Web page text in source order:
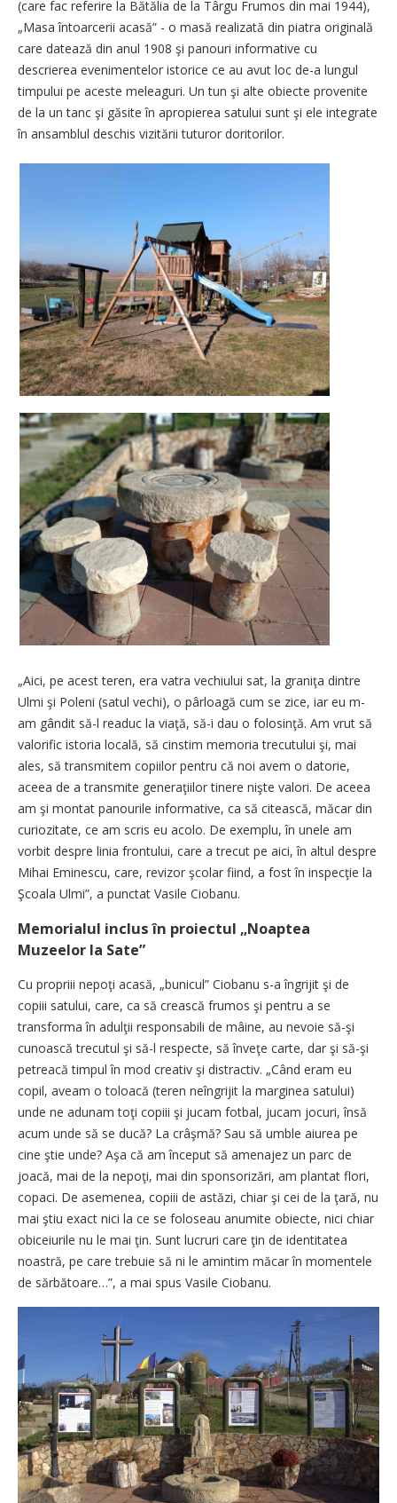
(care fac referire la Bătălia de la Târgu Frumos din mai 1944),
„Masa întoarcerii acasă” - o masă realizată din piatra originală
care datează din anul 1908 şi panouri informative cu
descrierea evenimentelor istorice ce au avut loc de-a lungul
timpului pe aceste meleaguri. Un tun şi alte obiecte provenite
de la un tanc şi găsite în apropierea satului sunt şi ele integrate
în ansamblul deschis vizitării tuturor doritorilor.
„Aici, pe acest teren, era vatra vechiului sat, la graniţa dintre
Ulmi şi Poleni (satul vechi), o pârloagă cum se zice, iar eu m-
am gândit să-l readuc la viaţă, să-i dau o folosinţă. Am vrut să
valorific istoria locală, să cinstim memoria trecutului şi, mai
ales, să transmitem copiilor pentru că noi avem o datorie,
aceea de a transmite generaţiilor tinere nişte valori. De aceea
am şi montat panourile informative, ca să citească, măcar din
curiozitate, ce am scris eu acolo. De exemplu, în unele am
vorbit despre linia frontului, care a trecut pe aici, în altul despre
Mihai Eminescu, care, revizor şcolar fiind, a fost în inspecţie la
Şcoala Ulmi”, a punctat Vasile Ciobanu.
Memorialul inclus în proiectul „Noaptea
Muzeelor la Sate”
Cu propriii nepoţi acasă, „bunicul” Ciobanu s-a îngrijit şi de
copiii satului, care, ca să crească frumos şi pentru a se
transforma în adulţii responsabili de mâine, au nevoie să-şi
cunoască trecutul şi să-l respecte, să înveţe carte, dar şi să-şi
petreacă timpul în mod creativ şi distractiv. „Când eram eu
copil, aveam o toloacă (teren neîngrijit la marginea satului)
unde ne adunam toţi copiii şi jucam fotbal, jucam jocuri, însă
acum unde să se ducă? La crâşmă? Sau să umble aiurea pe
cine ştie unde? Aşa că am început să amenajez un parc de
joacă, mai de la nepoţi, mai din sponsorizări, am plantat flori,
copaci. De asemenea, copiii de astăzi, chiar şi cei de la ţară, nu
mai ştiu exact nici la ce se foloseau anumite obiecte, nici chiar
obiceiurile nu le mai ţin. Sunt lucruri care ţin de identitatea
noastră, pe care trebuie să ni le amintim măcar în momentele
de sărbătoare…”, a mai spus Vasile Ciobanu.